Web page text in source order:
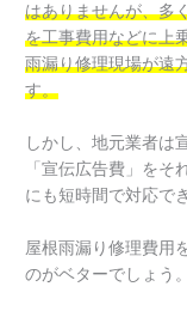
はありませんが、多
を工事費用などに上
雨漏り修理現場が遠
す。
しかし、地元業者は
「宣伝広告費」を
にも短時間で対応で
屋根雨漏り修理費用
のがベターでしょう。